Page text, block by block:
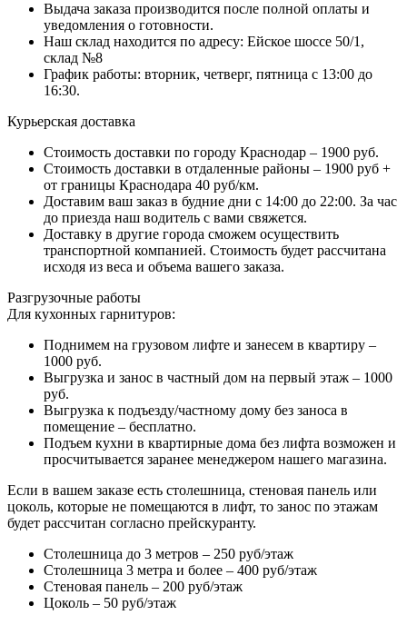
Выдача заказа производится после полной оплаты и
уведомления о готовности.
Наш склад находится по адресу: Ейское шоссе 50/1,
склад №8
График работы: вторник, четверг, пятница с 13:00 до
16:30.
Курьерская доставка
Стоимость доставки по городу Краснодар – 1900 руб.
Стоимость доставки в отдаленные районы – 1900 руб +
от границы Краснодара 40 руб/км.
Доставим ваш заказ в будние дни с 14:00 до 22:00. За час
до приезда наш водитель с вами свяжется.
Доставку в другие города сможем осуществить
транспортной компанией. Стоимость будет рассчитана
исходя из веса и объема вашего заказа.
Разгрузочные работы
Для кухонных гарнитуров:
Поднимем на грузовом лифте и занесем в квартиру –
1000 руб.
Выгрузка и занос в частный дом на первый этаж – 1000
руб.
Выгрузка к подъезду/частному дому без заноса в
помещение – бесплатно.
Подъем кухни в квартирные дома без лифта возможен и
просчитывается заранее менеджером нашего магазина.
Если в вашем заказе есть столешница, стеновая панель или
цоколь, которые не помещаются в лифт, то занос по этажам
будет рассчитан согласно прейскуранту.
Столешница до 3 метров – 250 руб/этаж
Столешница 3 метра и более – 400 руб/этаж
Стеновая панель – 200 руб/этаж
Цоколь – 50 руб/этаж